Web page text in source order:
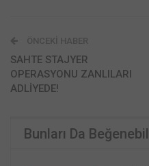
ÖNCEKI HABER
SAHTE STAJYER
OPERASYONU ZANLILARI
ADLİYEDE!
Bunları Da